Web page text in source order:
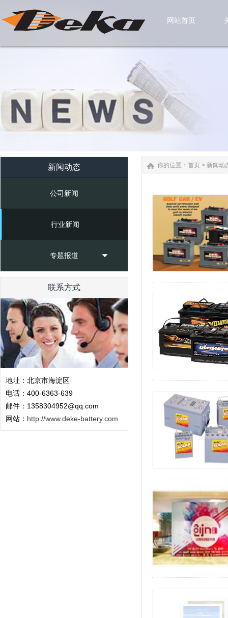
网站首页
新闻动态
公司新闻
行业新闻
专题报道
联系方式
地址：北京市海淀区
电话：400-6363-639
邮件：1358304952@qq.com
网站： http://www.deke-battery.com
你的位置： 首页 > 新闻动